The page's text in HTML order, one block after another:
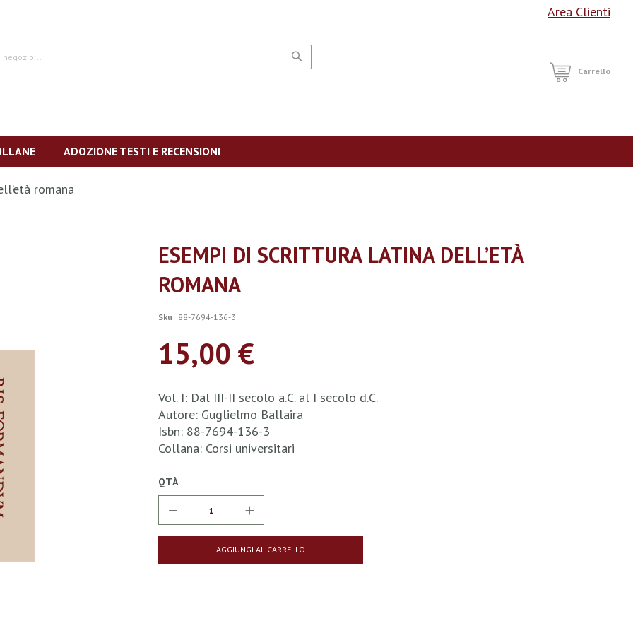
Area Clienti
Carrello
ADOZIONE TESTI E RECENSIONI
romana
ESEMPI DI SCRITTURA LATINA DELL’ETÀ
ROMANA
Sku 88-7694-136-3
15,00 €
Vol. I: Dal III-II secolo a.C. al I secolo d.C.
Autore: Guglielmo Ballaira
Isbn: 88-7694-136-3
Collana: Corsi universitari
QTÀ
AGGIUNGI AL CARRELLO